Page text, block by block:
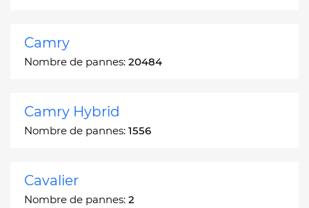
Camry
Nombre de pannes: 20484
Camry Hybrid
Nombre de pannes: 1556
Cavalier
Nombre de pannes: 2